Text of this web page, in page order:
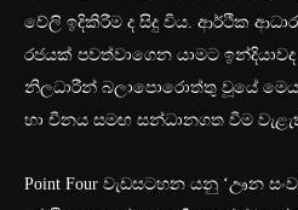
වේලි ඉදිකිරීම ද සිදු විය. ආර්ථික
රජයක් පවත්වාගෙන යාමට
නිලධාරීන් බලාපොරොත්තු වූයේ
හා චීනය සමඟ සන්ධානගත වීම
Point Four වැඩසටහන යනු ‘ඌන